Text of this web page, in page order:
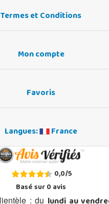
Termes et Conditions
Mon compte
Favoris
Langues: France
0,0/5
Basé sur0avis
: du